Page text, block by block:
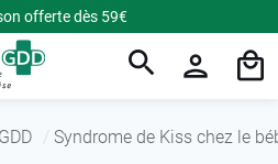
offerte dès 59€
Syndrome de Kiss chez le